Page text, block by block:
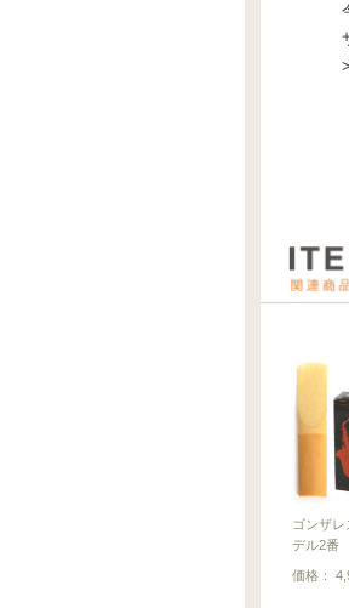
ゴンザ
デル2番
価格：